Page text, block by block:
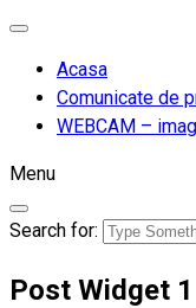
Acasa
Comunicate de
WEBCAM –
Menu
Search for:
Post Widget 1